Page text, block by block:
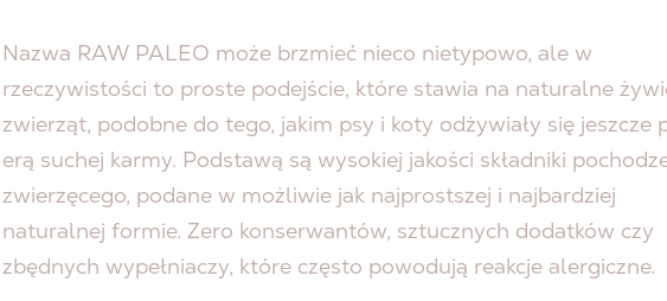
Nazwa RAW PALEO może brzmieć nieco nietypowo, ale w
rzeczywistości to proste podejście, które stawia na naturalne
zwierząt, podobne do tego, jakim psy i koty odżywiały się jeszcze
erą suchej karmy. Podstawą są wysokiej jakości składniki
zwierzęcego, podane w możliwie jak najprostszej i najbardziej
naturalnej formie. Zero konserwantów, sztucznych dodatków czy
zbędnych wypełniaczy, które często powodują reakcje alergiczne.